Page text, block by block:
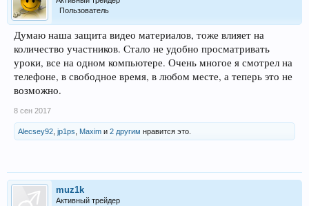
Пользователь
Думаю наша защита видео материалов, тоже влияет на
количество участников. Стало не удобно просматривать
уроки, все на одном компьютере. Очень многое я смотрел на
телефоне, в свободное время, в любом месте, а теперь это не
возможно.
8 сен 2017
Alecsey92 jp1ps Maxim и 2 другим нравится это.
muz1k
Активный трейдер